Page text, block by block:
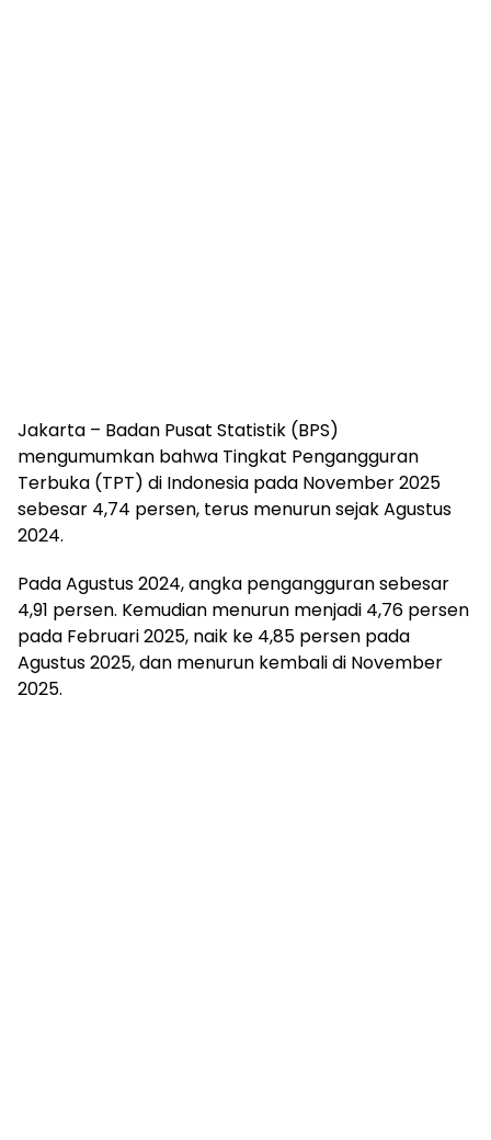
Jakarta – Badan Pusat Statistik (BPS)
mengumumkan bahwa Tingkat Pengangguran
Terbuka (TPT) di Indonesia pada November 2025
sebesar 4,74 persen, terus menurun sejak Agustus
2024.
Pada Agustus 2024, angka pengangguran sebesar
4,91 persen. Kemudian menurun menjadi 4,76 persen
pada Februari 2025, naik ke 4,85 persen pada
Agustus 2025, dan menurun kembali di November
2025.